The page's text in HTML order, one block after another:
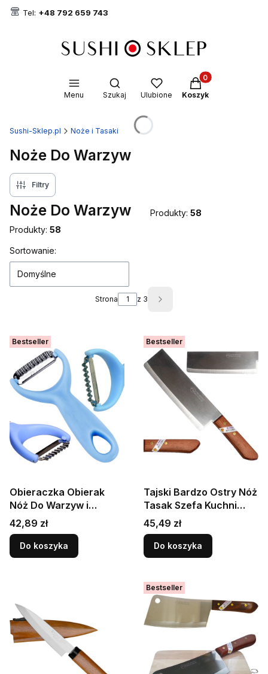
Tel: +48 792 659 743
Menu
Otwórz wyszukiwarkę
Szukaj Ulubione
Produkty w
Koszyk
Sushi-Sklep.pl Noże i Tasaki
Noże Do Warzyw
Filtry
Noże Do Warzyw Produkty: 58
Produkty: 58
Lista produktów
Sortowanie:
Domyślne
Strona z 3 Następne produkty
Bestseller
Obieraczka Obierak
Nóż Do Warzyw i
Owoców Paski Julienne
KIWI
Cena
42,89 zł
Do koszyka
Bestseller
Tajski Bardzo Ostry Nóż
Tasak Szefa Kuchni
Prosty Do Siekania
31cm KIWI
Cena
45,49 zł
Do koszyka
Bestseller